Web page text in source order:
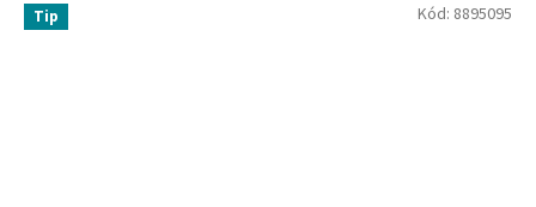
Tip Kód: 8895095